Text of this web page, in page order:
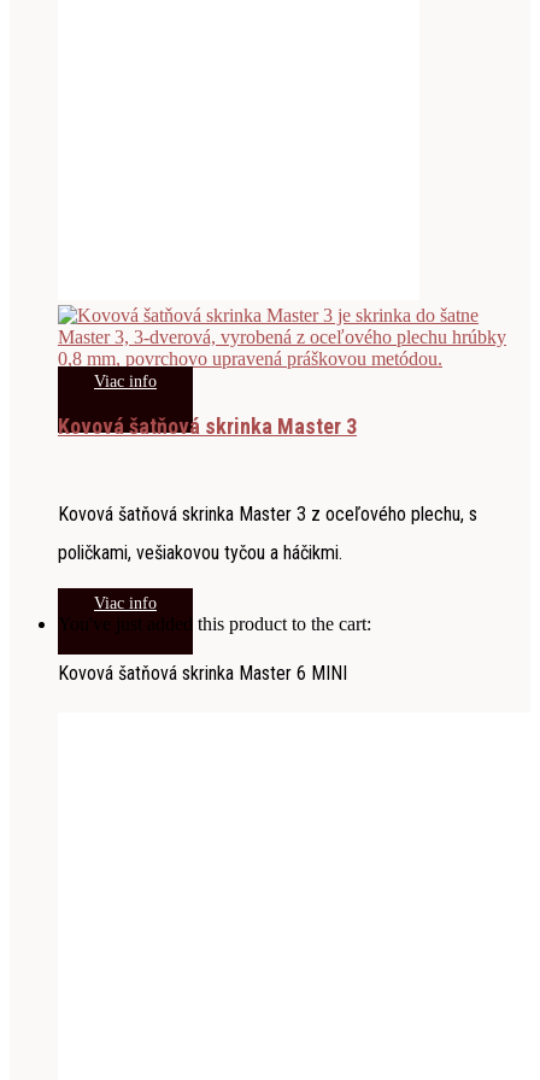
Viac info
Kovová šatňová skrinka Master 3
Kovová šatňová skrinka Master 3 z oceľového plechu, s
poličkami, vešiakovou tyčou a háčikmi.
Viac info
You've just added this product to the cart:
Kovová šatňová skrinka Master 6 MINI